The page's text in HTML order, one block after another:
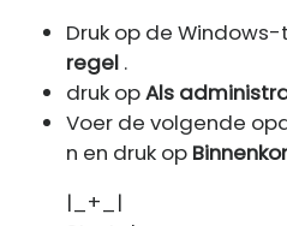
Druk op de
regel .
druk opAls
Voer de volgende
n en druk op
|_+_|